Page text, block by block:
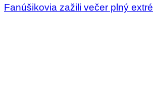
Fanúšikovia zažili večer plný